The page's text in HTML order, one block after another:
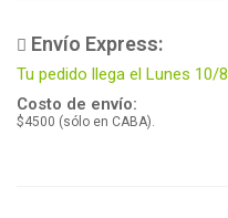
Envío Express:
Tu pedido llega el Lunes 10/8
Costo de envío:
$4500 (sólo en CABA).